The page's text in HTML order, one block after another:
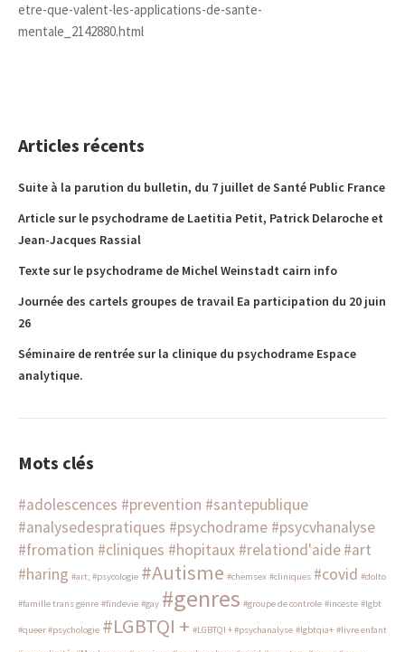
etre-que-valent-les-applications-de-sante-
mentale_2142880.html
Articles récents
Suite à la parution du bulletin, du 7 juillet de Santé Public France
Article sur le psychodrame de Laetitia Petit, Patrick Delaroche et
Jean-Jacques Rassial
Texte sur le psychodrame de Michel Weinstadt cairn info
Journée des cartels groupes de travail Ea participation du 20 juin
26
Séminaire de rentrée sur la clinique du psychodrame Espace
analytique.
Mots clés
#adolescences #prevention #santepublique
#analysedespratiques #psychodrame #psycvhanalyse
#fromation #cliniques #hopitaux #relationd'aide#art
#haring #art; #psycologie #Autisme #chemsex #cliniques #covid #dolto
#famille trans genre #findevie #gay #genres #groupe de controle #inceste #lgbt
#queer #psychologie #LGBTQI + #LGBTQI + #psychanalyse #lgbtqia+ #livre enfant